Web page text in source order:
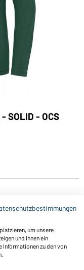
SOLID - OCS
um unsere
und Ihnen ein
zu den von